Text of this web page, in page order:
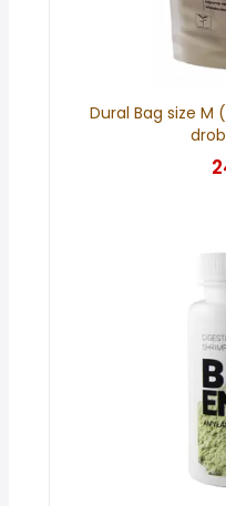
Dural Bag size M